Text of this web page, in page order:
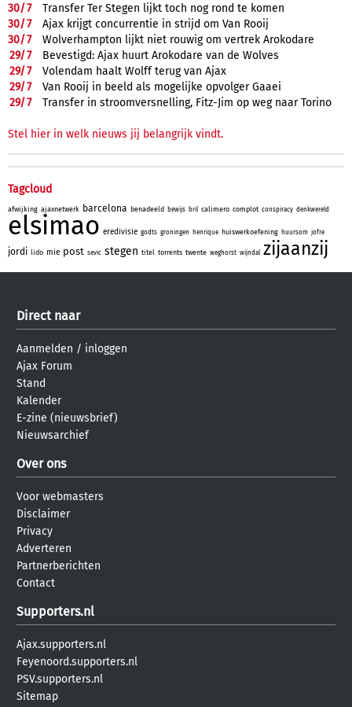
30/7
Transfer Ter Stegen lijkt toch nog rond te komen
30/7
Ajax krijgt concurrentie in strijd om Van Rooij
30/7
Wolverhampton lijkt niet rouwig om vertrek Arokodare
29/7
Bevestigd: Ajax huurt Arokodare van de Wolves
29/7
Volendam haalt Wolff terug van Ajax
29/7
Van Rooij in beeld als mogelijke opvolger Gaaei
29/7 Transfer in stroomversnelling, Fitz-Jim op weg naar Torino
Stel hier in welk nieuws jij belangrijk vindt.
Tagcloud
afwijking ajaxnetwerk barcelona benadeeld bewijs bril calimero complot conspiracy denkwereld
elsimao eredivisie godts groningen henrique huiswerkoefening huursom jofre
jordi lido mie post sevic stegen titel torrents twente weghorst wijndal zijaanzij
Direct naar
Aanmelden / inloggen
Ajax Forum
Stand
Kalender
E-zine (nieuwsbrief)
Nieuwsarchief
Over ons
Voor webmasters
Disclaimer
Privacy
Adverteren
Partnerberichten
Contact
Supporters.nl
Ajax.supporters.nl
Feyenoord.supporters.nl
PSV.supporters.nl
Sitemap